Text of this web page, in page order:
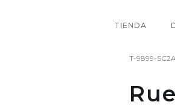
TIENDA
T-9899-